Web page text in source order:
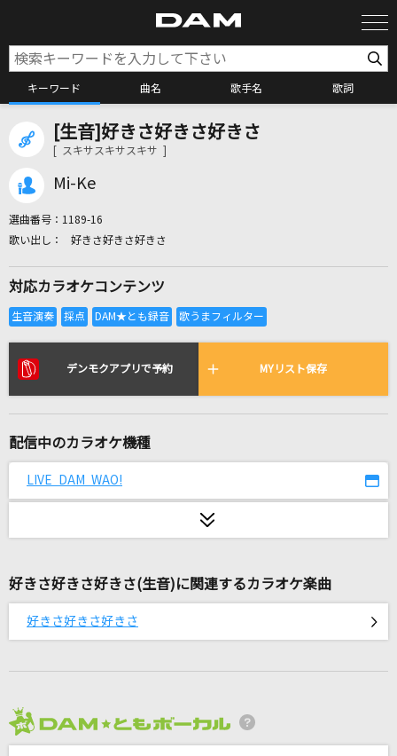
キーワード 曲名 歌手名 歌詞
カラオケ検索
全国りれき
リアルタイムで歌われている曲の一覧
チューリングラブ feat.Sou
抱きしめたい
絶頂讃歌
和ぬか
青のすみか
Same Blue
[生音]好きさ好きさ好きさ
[ スキサスキサスキサ ]
Mi-Ke
選曲番号： 1189-16
好きさ好きさ好きさ
対応カラオケコンテンツ
デンモクアプリで予約 MYリスト保存
配信中のカラオケ機種
LIVE DAM WAO!
好きさ好きさ好きさ(生音)に関連するカラオケ楽曲
好きさ好きさ好きさ